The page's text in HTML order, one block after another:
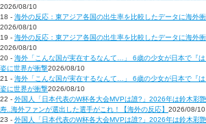
2026/08/10
18 - 海外の反応：東アジア各国の出生率を比較したデータに海外
2026/08/10
19 - 海外の反応：東アジア各国の出生率を比較したデータに海外
2026/08/10
20 - 海外「こんな国が実在するなんて…」 6歳の少女が日本で『
姿に世界が衝撃2026/08/10
21 - 海外「こんな国が実在するなんて…」 6歳の少女が日本で『
姿に世界が衝撃2026/08/10
22 - 外国人「日本代表のW杯各大会MVPは誰?」2026年は鈴木彩
寿..海外ファンが選出した選手がこれ！【海外の反応】 2026/08/10
23 - 外国人「日本代表のW杯各大会MVPは誰?」2026年は鈴木彩